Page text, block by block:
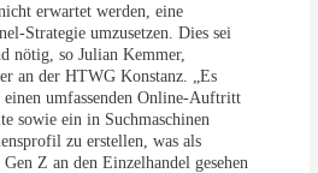
erwartet werden, eine
Strategie umzusetzen. Dies sei
nötig, so Julian Kemmer,
an der HTWG Konstanz. „Es
umfassenden Online-Auftritt
sowie ein in Suchmaschinen
zu erstellen, was als
Z an den Einzelhandel gesehen